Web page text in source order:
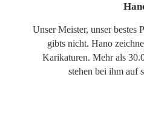
Unser Meister, unser bestes
gibts nicht. Hano
Karikaturen. Mehr als
stehen bei ihm auf